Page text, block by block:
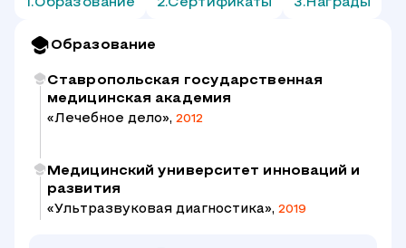
Образование
Ставропольская государственная
медицинская академия
«Лечебное дело», 2012
Медицинский университет инноваций и
развития
«Ультразвуковая диагностика», 2019